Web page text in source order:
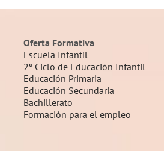
Oferta Formativa
Escuela Infantil
2º Ciclo de Educación Infantil
Educación Primaria
Educación Secundaria
Bachillerato
Formación para el empleo